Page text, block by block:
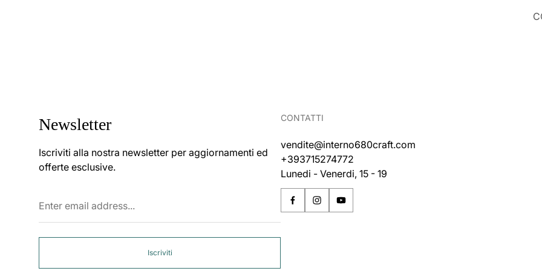
Newsletter
Iscriviti alla nostra newsletter per aggiornamenti ed
offerte esclusive.
email
Iscriviti
CONTATTI
vendite@interno680craft.com
+393715274772
Lunedi - Venerdi, 15 - 19